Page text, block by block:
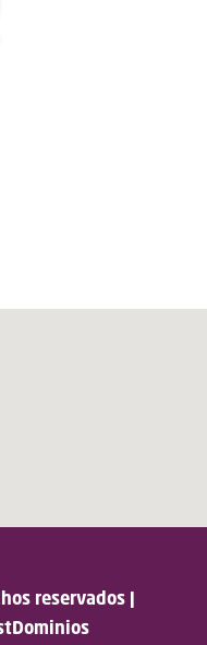
reservados |